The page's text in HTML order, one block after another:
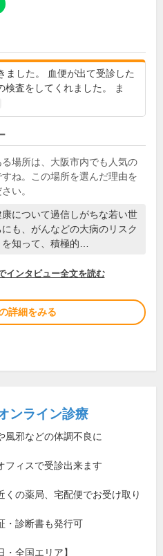
ました。 血便が出て受診した
査をしてくれました。 ま
場所は、大阪市内でも人気の
ね。この場所を選んだ理由を
い。
康について過信しがちな若い世
も、がんなどの大病のリスク
を知って、積極的…
インタビュー全文を読む
詳細をみる
ンライン診療
風邪などの体調不良に
フィスで受診出来ます
くの薬局、宅配便でお受け取り
・診断書も発行可
・全国エリア】